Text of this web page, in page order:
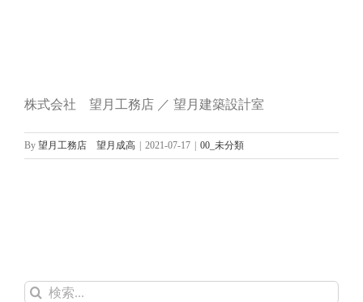
株式会社 望月工務店 ／ 望月建築設計室
By 望月工務店 望月成高 2021-07-17 00_未分類
検